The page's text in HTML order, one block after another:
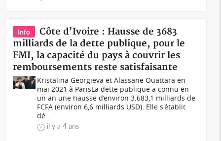
Info
Côte d'Ivoire : Hausse de 3683
milliards de la dette publique, pour le
FMI, la capacité du pays à couvrir les
remboursements reste satisfaisante
Kristalina Georgieva et Alassane Ouattara en
mai 2021 à Paris La dette publique a connu en
un an une hausse d’environ 3.683,1 milliards de
FCFA (environ 6,6 milliards USD). Elle s'établit
dé...
il y a 4 ans